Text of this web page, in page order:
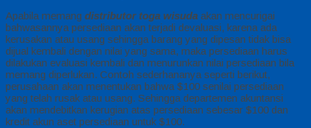
Apabila memang distributor toga wisuda akan mencurigai
bahwasannya persediaan akan terjadi devaluasi, karena ada
kerusakan atau usang sehingga barang yang dipesan tidak bisa
dijual kembali dengan nilai yang sama, maka persediaan harus
dilakukan evaluasi kembali dan menurunkan nilai persediaan bila
memang diperlukan. Contoh sederhananya seperti berikut,
perusahaan akan menentukan bahwa $100 senilai persediaan
yang telah rusak atau usang. Sehingga departemen akuntansi
akan mendebitkan kerugian atas persediaan sebesar $100 dan
kredit akun aset persediaan untuk $100.